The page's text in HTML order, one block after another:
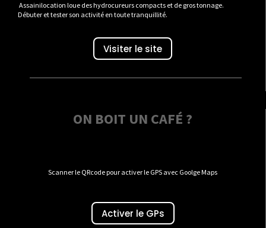
Assainilocation loue des hydrocureurs compacts et de gros tonnage.
Débuter et tester son activité en toute tranquillité.
Visiter le site
ON BOIT UN CAFÉ ?
Scanner le QRcode pour activer le GPS avec Goolge Maps
Activer le GPs